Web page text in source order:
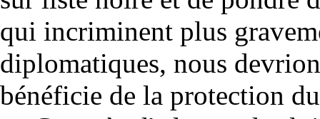
qui incriminent plus
diplomatiques, nous
bénéficie de la protection